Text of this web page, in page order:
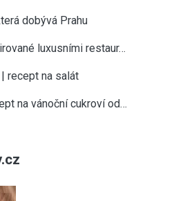
dobývá Prahu
luxusními restaur…
recept na salát
na vánoční cukroví od…